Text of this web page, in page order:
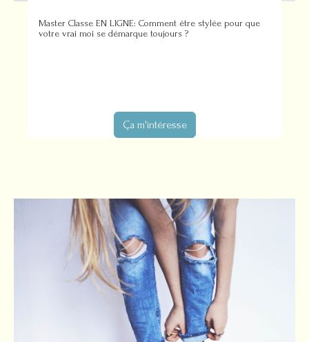
Master Classe EN LIGNE: Comment être stylée pour que
votre vrai moi se démarque toujours ?
Ça m'intéresse